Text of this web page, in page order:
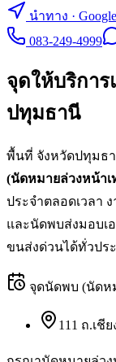
นำทาง ·
083-249-4999
จุดให้บริกา
ปทุมธานี
พื้นที่ จังหวัดปทุมธ
(นัดหมายล่วงหน้า
ประจำตลอดเวลา
และนัดพบส่งมอบเ
ขนส่งด่วนได้ทั่วปร
จุดนัดพบ (นัดห
111 ถ.เชี